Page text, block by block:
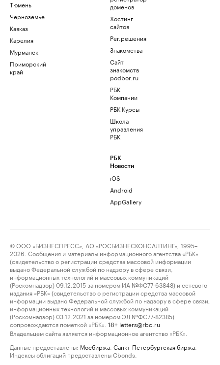
Тюмень
Черноземье
Кавказ
Карелия
Мурманск
Приморский
край
доменов
Хостинг
сайтов
Рег.решения
Знакомства
Сайт
знакомств
podbor.ru
РБК
Компании
РБК Курсы
Школа
управления
РБК
РБК
Новости
iOS
Android
AppGallery
© ООО «БИЗНЕСПРЕСС», АО «РОСБИЗНЕСКОНСАЛТИНГ», 1995–
2026. Сообщения и материалы информационного агентства «РБК»
(свидетельство о регистрации средства массовой информации
выдано Федеральной службой по надзору в сфере связи,
информационных технологий и массовых коммуникаций
(Роскомнадзор) 09.12.2015 за номером ИА №ФС77-63848) и сетевого
издания «РБК» (свидетельство о регистрации средства массовой
информации выдано Федеральной службой по надзору в сфере связи,
информационных технологий и массовых коммуникаций
(Роскомнадзор) 03.12.2021 за номером ЭЛ №ФС77-82385)
сопровождаются пометкой «РБК».
18+ letters@rbc.ru
Владельцем сайта является информационное агентство «РБК».
Данные предоставлены: Мосбиржа Санкт-Петербургская биржа
Индексы облигаций предоставлены Cbonds.